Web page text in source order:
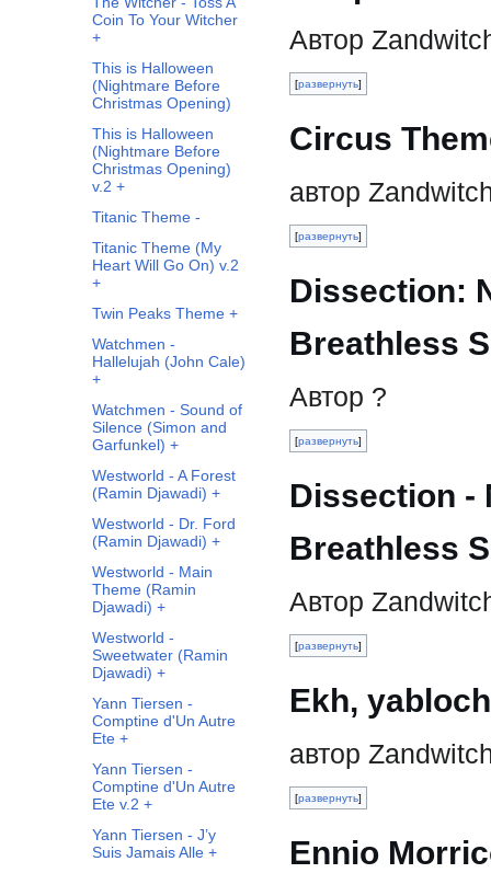
Coin To Your Witcher
+
This is Halloween
(Nightmare Before
Christmas Opening)
This is Halloween
(Nightmare Before
Christmas Opening)
v.2 +
Titanic Theme -
Titanic Theme (My
Heart Will Go On) v.2
+
Twin Peaks Theme +
Watchmen -
Hallelujah (John Cale)
+
Watchmen - Sound of
Silence (Simon and
Garfunkel) +
Westworld - A Forest
(Ramin Djawadi) +
Westworld - Dr. Ford
(Ramin Djawadi) +
Westworld - Main
Theme (Ramin
Djawadi) +
Westworld -
Sweetwater (Ramin
Djawadi) +
Yann Tiersen -
Comptine d'Un Autre
Ete +
Yann Tiersen -
Comptine d'Un Autre
Ete v.2 +
Yann Tiersen - J’y
Suis Jamais Alle +
Автор
развернуть
Circus
автор
развернуть
Dissection:
Breathless
Автор ?
развернуть
Dissection -
Breathless
Автор
развернуть
Ekh,
автор
развернуть
Ennio